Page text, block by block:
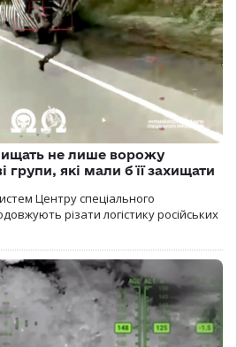
не лише ворожу
групи, які мали б її захищати
Центру спеціального
різати логістику російських